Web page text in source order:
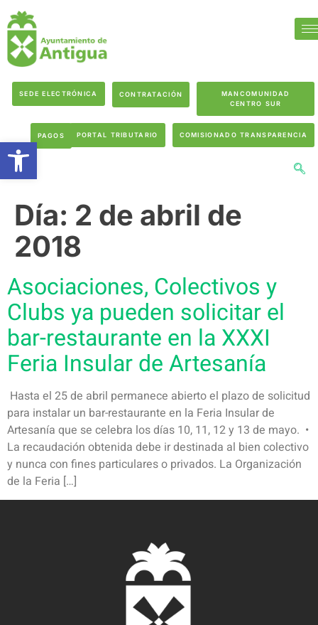
SEDE ELECTRÓNICA CONTRATACIÓN
MANCOMUNIDAD
CENTRO SUR
PAGOS PORTAL TRIBUTARIO COMISIONADO TRANSPARENCIA
Día: 2 de abril de
2018
Asociaciones, Colectivos y
Clubs ya pueden solicitar el
bar-restaurante en la XXXI
Feria Insular de Artesanía
Hasta el 25 de abril permanece abierto el plazo de solicitud
para instalar un bar-restaurante en la Feria Insular de
Artesanía que se celebra los días 10, 11, 12 y 13 de mayo. •
La recaudación obtenida debe ir destinada al bien colectivo
y nunca con fines particulares o privados. La Organización
de la Feria […]
Abrir barra de herramientas